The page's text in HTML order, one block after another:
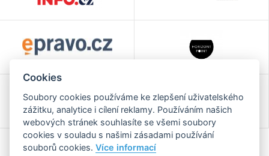
Cookies
Soubory cookies používáme ke zlepšení uživatelského
zážitku, analytice i cílení reklamy. Používáním našich
webových stránek souhlasíte se všemi soubory
cookies v souladu s našimi zásadami používání
souborů cookies.Více informací